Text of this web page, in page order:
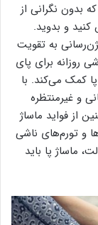
بدون نگرانی از
و بدوید.
به تقویت
روزانه برای پای
کمک می‌کند. با
و غیرمنتظره
از فواید ماساژ
و تورم‌های ناشی
ماساژ پا باید